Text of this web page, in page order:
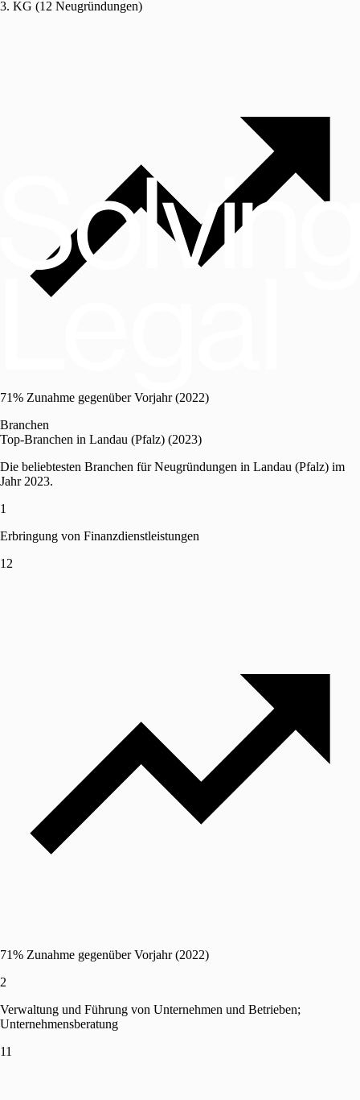
3. KG (12 Neugründungen)
71% Zunahme gegenüber Vorjahr (2022)
Branchen
Top-Branchen in Landau (Pfalz) (2023)
Die beliebtesten Branchen für Neugründungen in Landau (Pfalz) im
Jahr 2023.
1
Erbringung von Finanzdienstleistungen
12
71% Zunahme gegenüber Vorjahr (2022)
2
Verwaltung und Führung von Unternehmen und Betrieben;
Unternehmensberatung
11